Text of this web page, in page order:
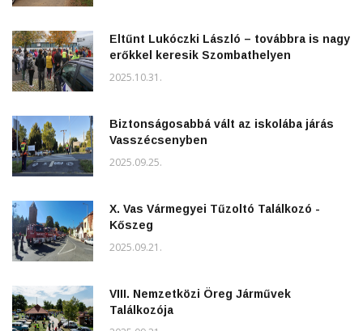
Eltűnt Lukóczki László – továbbra is nagy
erőkkel keresik Szombathelyen
2025.10.31.
Biztonságosabbá vált az iskolába járás
Vasszécsenyben
2025.09.25.
X. Vas Vármegyei Tűzoltó Találkozó -
Kőszeg
2025.09.21.
VIII. Nemzetközi Öreg Járművek
Találkozója